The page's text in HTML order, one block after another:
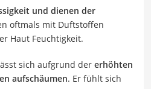
und dienen der
oftmals mit Duftstoffen
Haut Feuchtigkeit.
sich aufgrund der erhöhten
aufschäumen. Er fühlt sich